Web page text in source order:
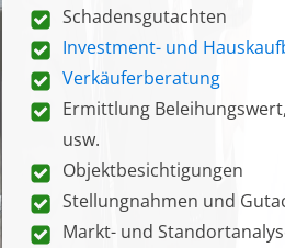
Schadensgutachten
Investment- und
Verkäuferberatung
Ermittlung
usw.
Objektbesichtigungen
Stellungnahmen und
Markt- und